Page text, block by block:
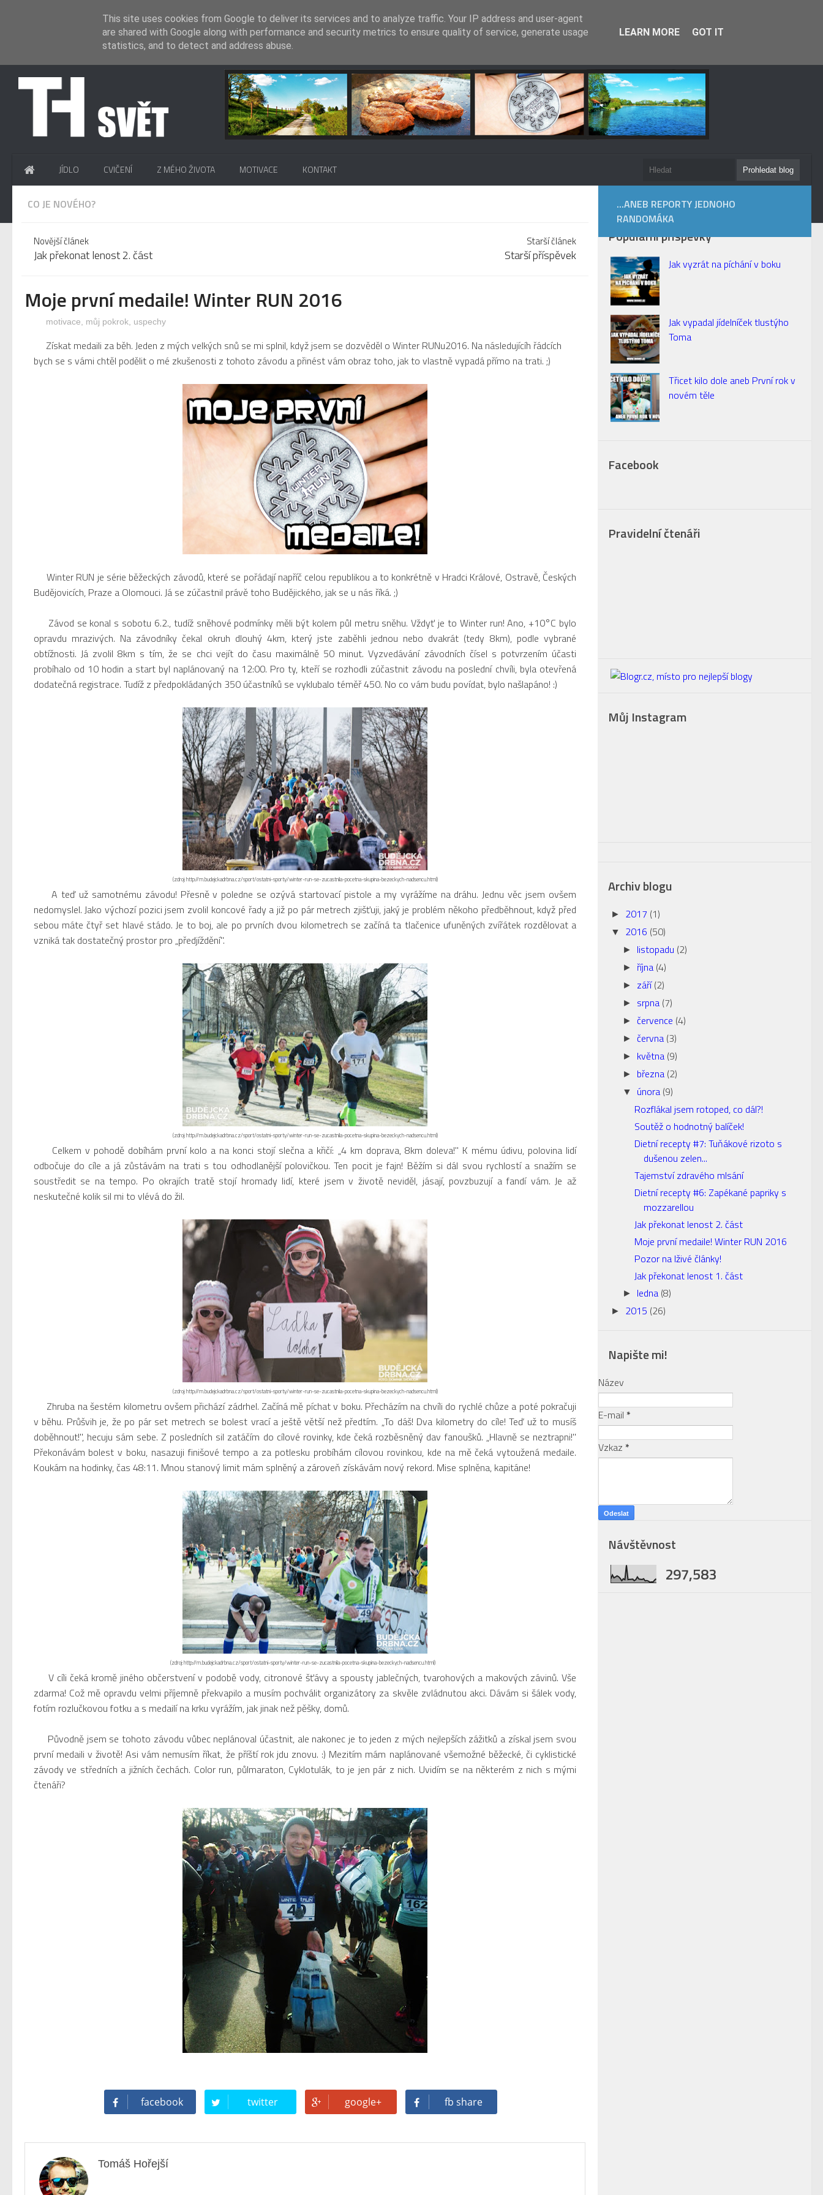
.
JÍDLO CVIČENÍ Z MÉHO ŽIVOTA MOTIVACE KONTAKT
CO JE NOVÉHO?
Novější článek
Jak překonat lenost 2. část
Starší článek
Starší příspěvek
Moje první medaile! Winter RUN 2016
motivace můj pokrok, uspechy
Získat medaili za běh. Jeden z mých velkých snů se mi splnil, když jsem se dozvěděl o Winter RUNu2016. Na následujícíh řádcích
bych se s vámi chtěl podělit o mé zkušenosti z tohoto závodu a přinést vám obraz toho, jak to vlastně vypadá přímo na trati. ;)
Winter RUN je série běžeckých závodů, které se pořádají napříč celou republikou a to konkrétně v Hradci Králové, Ostravě, Českých
Budějovicích, Praze a Olomouci. Já se zúčastnil právě toho Budějického, jak se u nás říká. ;)
Závod se konal s sobotu 6.2., tudíž sněhové podmínky měli být kolem půl metru sněhu. Vždyť je to Winter run! Ano, +10°C bylo
opravdu mrazivých. Na závodníky čekal okruh dlouhý 4km, který jste zaběhli jednou nebo dvakrát (tedy 8km), podle vybrané
obtížnosti. Já zvolil 8km s tím, že se chci vejít do času maximálně 50 minut. Vyzvedávání závodních čísel s potvrzením účasti
probíhalo od 10 hodin a start byl naplánovaný na 12:00. Pro ty, kteří se rozhodli zúčastnit závodu na poslední chvíli, byla otevřená
dodatečná registrace. Tudíž z předpokládaných 350 účastníků se vyklubalo téměř 450. No co vám budu povídat, bylo našlapáno! :)
(zdroj: http://m.budejckadrbna.cz/sport/ostatni-sporty/winter-run-se-zucastnila-pocetna-skupina-bezeckych-nadsencu.html)
A teď už samotnému závodu! Přesně v poledne se ozývá startovací pistole a my vyrážíme na dráhu. Jednu věc jsem ovšem
nedomyslel. Jako výchozí pozici jsem zvolil koncové řady a již po pár metrech zjišťuji, jaký je problém někoho předběhnout, když před
sebou máte čtyř set hlavé stádo. Je to boj, ale po prvních dvou kilometrech se začíná ta tlačenice ufuněných zvířátek rozdělovat a
vzniká tak dostatečný prostor pro „předjíždění".
(zdroj: http://m.budejckadrbna.cz/sport/ostatni-sporty/winter-run-se-zucastnila-pocetna-skupina-bezeckych-nadsencu.html)
Celkem v pohodě dobíhám první kolo a na konci stojí slečna a křičí: „4 km doprava, 8km doleva!" K mému údivu, polovina lidí
odbočuje do cíle a já zůstávám na trati s tou odhodlanější polovičkou. Ten pocit je fajn! Běžím si dál svou rychlostí a snažím se
soustředit se na tempo. Po okrajích tratě stojí hromady lidí, které jsem v životě neviděl, jásají, povzbuzují a fandí vám. Je až
neskutečné kolik sil mi to vlévá do žil.
(zdroj: http://m.budejckadrbna.cz/sport/ostatni-sporty/winter-run-se-zucastnila-pocetna-skupina-bezeckych-nadsencu.html)
Zhruba na šestém kilometru ovšem přichází zádrhel. Začíná mě píchat v boku. Přecházím na chvíli do rychlé chůze a poté pokračuji
v běhu. Průšvih je, že po pár set metrech se bolest vrací a ještě větší než předtím. „To dáš! Dva kilometry do cíle! Teď už to musíš
doběhnout!", hecuju sám sebe. Z posledních sil zatáčím do cílové rovinky, kde čeká rozběsněný dav fanoušků. „Hlavně se neztrapni!"
Překonávám bolest v boku, nasazuji finišové tempo a za potlesku probíhám cílovou rovinkou, kde na mě čeká vytoužená medaile.
Koukám na hodinky, čas 48:11. Mnou stanový limit mám splněný a zároveň získávám nový rekord. Mise splněna, kapitáne!
(zdroj: http://m.budejckadrbna.cz/sport/ostatni-sporty/winter-run-se-zucastnila-pocetna-skupina-bezeckych-nadsencu.html)
V cíli čeká kromě jiného občerstvení v podobě vody, citronové šťávy a spousty jablečných, tvarohových a makových závinů. Vše
zdarma! Což mě opravdu velmi příjemně překvapilo a musím pochválit organizátory za skvěle zvládnutou akci. Dávám si šálek vody,
fotím rozlučkovou fotku a s medailí na krku vyrážím, jak jinak než pěšky, domů.
Původně jsem se tohoto závodu vůbec neplánoval účastnit, ale nakonec je to jeden z mých nejlepších zážitků a získal jsem svou
první medaili v životě! Asi vám nemusím říkat, že příští rok jdu znovu. :) Mezitím mám naplánované všemožné běžecké, či cyklistické
závody ve středních a jižních čechách. Color run, půlmaraton, Cyklotulák, to je jen pár z nich. Uvidím se na některém z nich s mými
čtenáři?
facebook twitter google+ fb share
Tomáš Hořejší
...ANEB REPORTY JEDNOHO
RANDOMÁKA
Populární příspěvky
Jak vyzrát na píchání v boku
Jak vypadal jídelníček tlustýho
Toma
Třicet kilo dole aneb První rok v
novém těle
Facebook
Pravidelní čtenáři
Můj Instagram
Archiv blogu
► 2017 (1)
▼ 2016 (50)
► listopadu (2)
► října (4)
► září(2)
► srpna (7)
► července (4)
► června (3)
► května (9)
► března (2)
▼ února (9)
Rozflákal jsem rotoped, co dál?!
Soutěž o hodnotný balíček!
Dietní recepty #7: Tuňákové rizoto s
dušenou zelen...
Tajemství zdravého mlsání
Dietní recepty #6: Zapékané papriky s
mozzarellou
Jak překonat lenost 2. část
Moje první medaile! Winter RUN 2016
Pozor na lživé články!
Jak překonat lenost 1. část
► ledna (8)
► 2015 (26)
Napište mi!
Název
E-mail *
Vzkaz *
Návštěvnost
297,583
This site uses cookies from Google to deliver its services and to analyze traffic. Your IP address and user-agent
are shared with Google along with performance and security metrics to ensure quality of service, generate usage
statistics, and to detect and address abuse.
LEARN MORE GOT IT